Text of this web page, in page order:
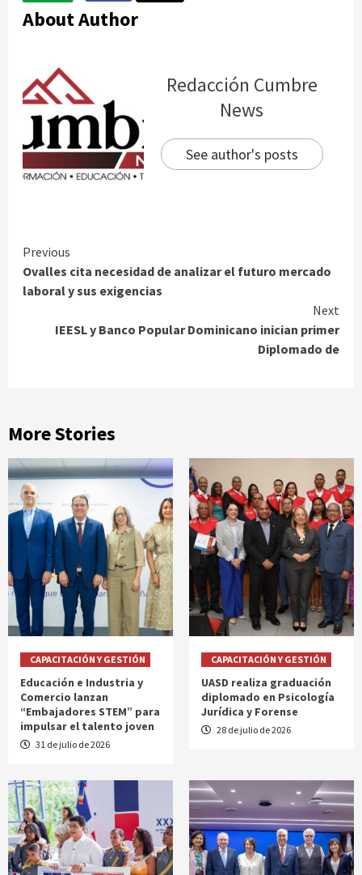
About Author
Redacción Cumbre
News
See author's posts
Continue
Reading
Previous
Ovalles cita necesidad de analizar el futuro mercado
laboral y sus exigencias
Next
IEESL y Banco Popular Dominicano inician primer
Diplomado de
More Stories
CAPACITACIÓN Y GESTIÓN
Educación e Industria y
Comercio lanzan
“Embajadores STEM” para
impulsar el talento joven
31 de julio de 2026
CAPACITACIÓN Y GESTIÓN
UASD realiza graduación
diplomado en Psicología
Jurídica y Forense
28 de julio de 2026